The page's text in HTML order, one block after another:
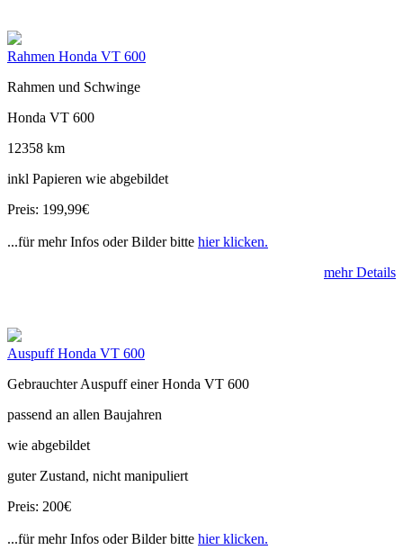
Rahmen Honda VT 600
Rahmen und Schwinge
Honda VT 600
12358 km
inkl Papieren wie abgebildet
Preis: 199,99€
...für mehr Infos oder Bilder bitte hier klicken.
mehr Details
Auspuff Honda VT 600
Gebrauchter Auspuff einer Honda VT 600
passend an allen Baujahren
wie abgebildet
guter Zustand, nicht manipuliert
Preis: 200€
...für mehr Infos oder Bilder bitte hier klicken.